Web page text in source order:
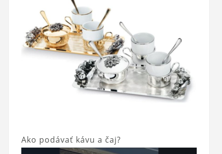
Ako podávať kávu a čaj?